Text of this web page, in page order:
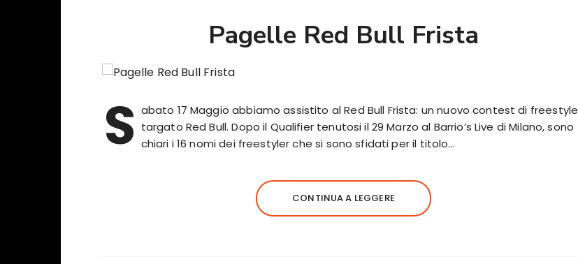
Pagelle Red Bull Frista
S abato 17 Maggio abbiamo assistito al Red Bull Frista: un nuovo contest di freestyle
targato Red Bull. Dopo il Qualifier tenutosi il 29 Marzo al Barrio’s Live di Milano, sono
chiari i 16 nomi dei freestyler che si sono sfidati per il titolo…
CONTINUA A LEGGERE